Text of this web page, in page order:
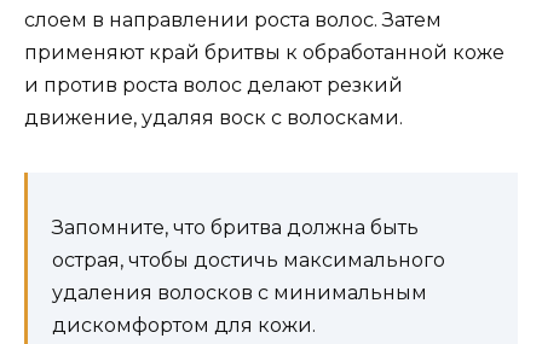
слоем в направлении роста волос. Затем
применяют край бритвы к обработанной коже
и против роста волос делают резкий
движение, удаляя воск с волосками.
Запомните, что бритва должна быть
острая, чтобы достичь максимального
удаления волосков с минимальным
дискомфортом для кожи.